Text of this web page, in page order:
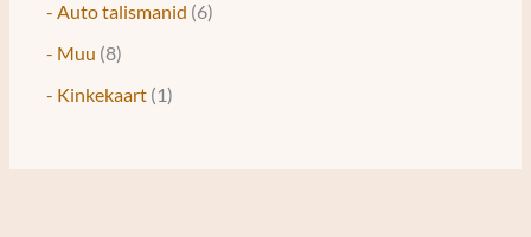
- Auto talismanid 6
- Muu 8
- Kinkekaart 1